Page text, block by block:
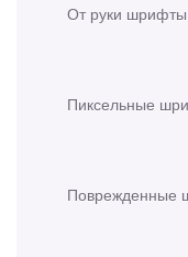
От руки шрифты
Пиксельные
Поврежденные